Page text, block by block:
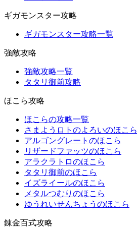
ギガモンスター攻略
ギガモンスター攻略一覧
強敵攻略
強敵攻略一覧
タタリ御前攻略
ほこら攻略
ほこらの攻略一覧
さまようロトのよろいのほこら
アルゴングレートのほこら
リザードファッツのほこら
アラクラトロのほこら
タタリ御前のほこら
イズライールのほこら
メタルつむりのほこら
ゆうれいせんちょうのほこら
錬金百式攻略